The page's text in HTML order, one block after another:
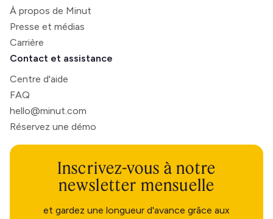
À propos de Minut
Presse et médias
Carrière
Contact et assistance
Centre d'aide
FAQ
hello@minut.com
Réservez une démo
Inscrivez-vous à notre
newsletter mensuelle
et gardez une longueur d'avance grâce aux